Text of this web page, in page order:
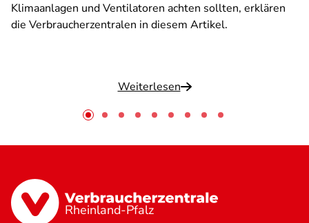
Klimaanlagen und Ventilatoren achten sollten, erklären
die Verbraucherzentralen in diesem Artikel.
Weiterlesen
Rheinland-Pfalz